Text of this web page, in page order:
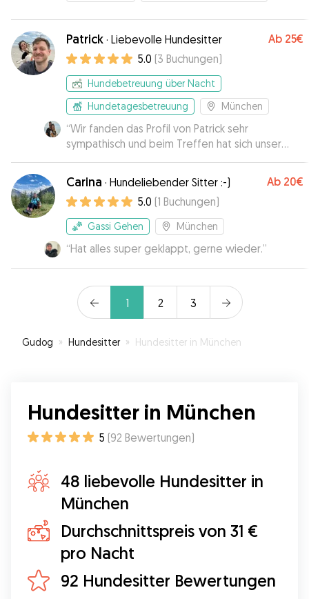
Patrick · Liebevolle Hundesitter Ab 25€
5.0 (3 Buchungen)
Hundebetreuung über Nacht
Hundetagesbetreuung
München
“Wir fanden das Profil von Patrick sehr
sympathisch und beim Treffen hat sich unser
Gefühl bestätigt. Pablo hat sich sofort wohl und
wie zuhause gefühlt bei den Hundesittern :) War
alles top! Wir merken uns das für unseren
nächsten Besuch in München😊”
Carina · Hundeliebender Sitter :-) Ab 20€
5.0 (1 Buchungen)
Gassi Gehen München
“Hat alles super geklappt, gerne wieder.”
1 2 3
Gudog » Hundesitter » Hundesitter in München
Hundesitter in München
5 (92 Bewertungen)
48 liebevolle Hundesitter in
München
Durchschnittspreis von 31 €
pro Nacht
92 Hundesitter Bewertungen